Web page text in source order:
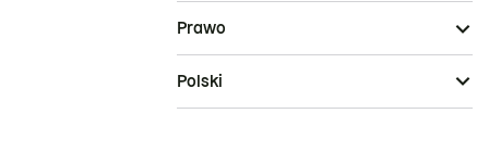
Prawo
Polski